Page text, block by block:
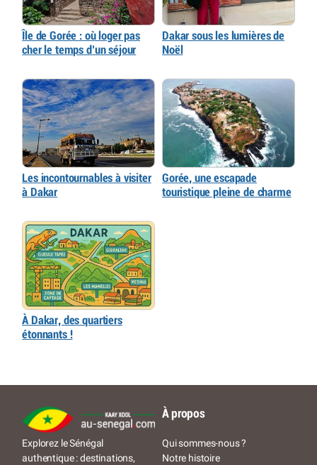
Île de Gorée : où loger pas
cher le temps d’un séjour
Dakar sous les lumières de
Noël
Les incontournables à visiter
à Dakar
Gorée, une escapade
touristique pleine de charme
À Dakar, des quartiers
étonnants !
Explorez le Sénégal
authentique : destinations,
À propos
Qui sommes-nous ?
Notre histoire